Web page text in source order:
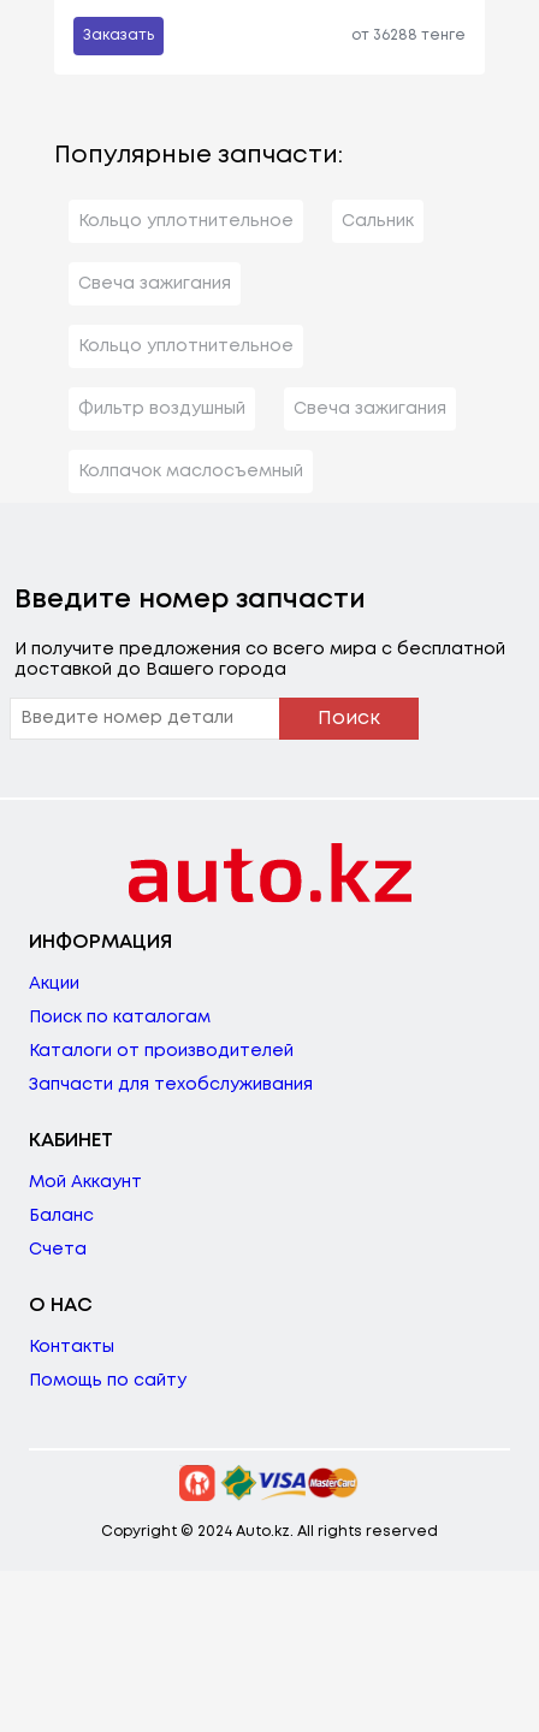
Заказать от 36288 тенге
Популярные запчасти:
Кольцо уплотнительное Сальник
Свеча зажигания
Кольцо уплотнительное
Фильтр воздушный Свеча зажигания
Колпачок маслосъемный
Введите номер запчасти
И получите предложения со всего мира с бесплатной
доставкой до Вашего города
Поиск
ИНФОРМАЦИЯ
Акции
Поиск по каталогам
Каталоги от производителей
Запчасти для техобслуживания
КАБИНЕТ
Мой Аккаунт
Баланс
Счета
О НАС
Контакты
Помощь по сайту
Copyright © 2024 Auto.kz. All rights reserved